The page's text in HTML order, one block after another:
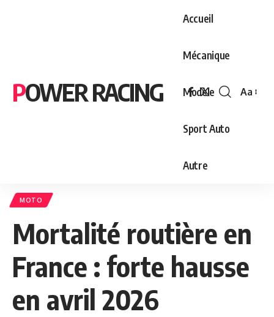
POWER RACING
Accueil
Mécanique
Modèle
Sport Auto
Autre
Font
Aa
MOTO
Mortalité routière en
France : forte hausse
en avril 2026